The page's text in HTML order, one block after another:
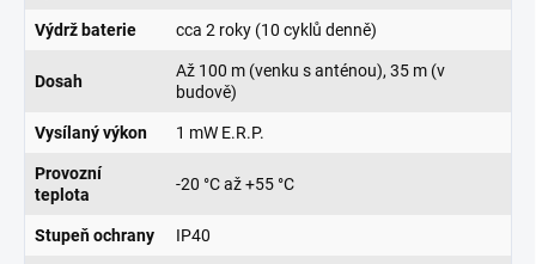
Výdrž baterie cca 2 roky (10 cyklů denně)
Dosah
Až 100 m (venku s anténou), 35 m (v
budově)
Vysílaný výkon 1 mW E.R.P.
Provozní
teplota
-20 °C až +55 °C
Stupeň ochrany IP40